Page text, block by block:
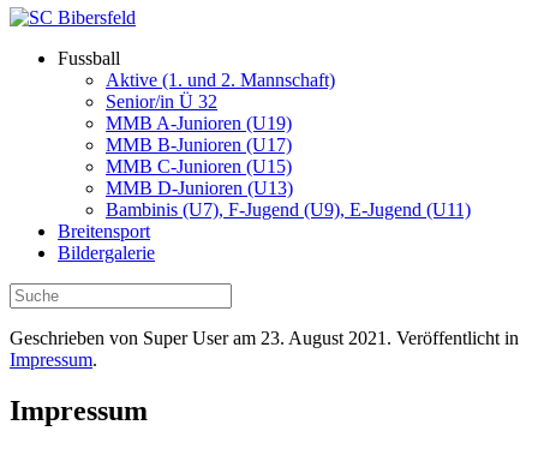
Fussball
Aktive (1. und 2. Mannschaft)
Senior/in Ü 32
MMB A-Junioren (U19)
MMB B-Junioren (U17)
MMB C-Junioren (U15)
MMB D-Junioren (U13)
Bambinis (U7), F-Jugend (U9), E-Jugend (U11)
Breitensport
Bildergalerie
Geschrieben von Super User am 23. August 2021 . Veröffentlicht in
Impressum.
Impressum